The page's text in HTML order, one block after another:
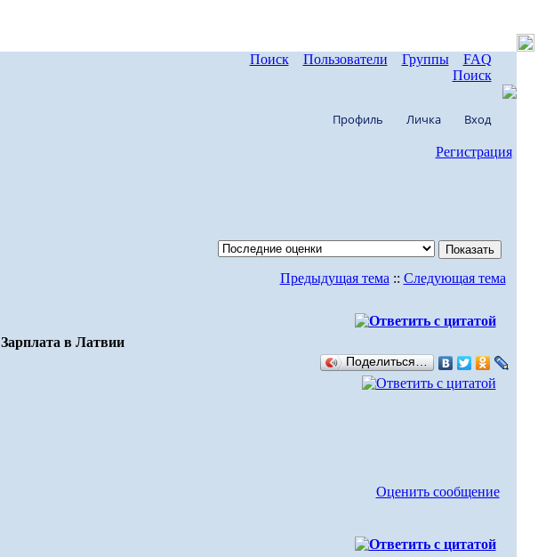
Поиск Пользователи Группы
FAQ
Поиск
Профиль Личка Вход
Регистрация
Предыдущая тема :: Следующая тема
Зарплата в Латвии
Поделиться…
Оценить сообщение